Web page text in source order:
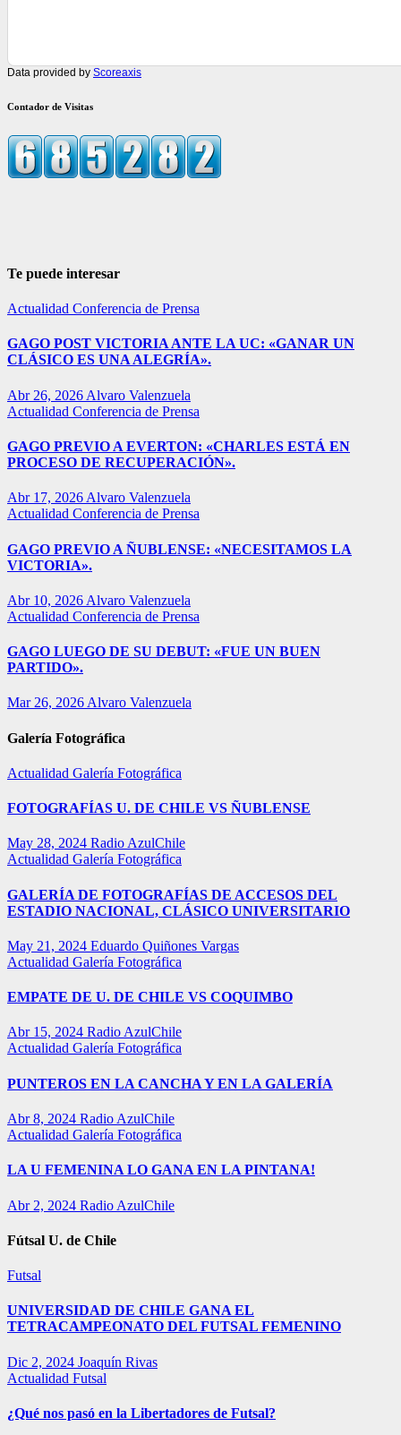
Data provided by Scoreaxis
Contador de Visitas
Te puede interesar
Actualidad Conferencia de Prensa
GAGO POST VICTORIA ANTE LA UC: «GANAR UN
CLÁSICO ES UNA ALEGRÍA».
Abr 26, 2026 Alvaro Valenzuela
Actualidad Conferencia de Prensa
GAGO PREVIO A EVERTON: «CHARLES ESTÁ EN
PROCESO DE RECUPERACIÓN».
Abr 17, 2026 Alvaro Valenzuela
Actualidad Conferencia de Prensa
GAGO PREVIO A ÑUBLENSE: «NECESITAMOS LA
VICTORIA».
Abr 10, 2026 Alvaro Valenzuela
Actualidad Conferencia de Prensa
GAGO LUEGO DE SU DEBUT: «FUE UN BUEN
PARTIDO».
Mar 26, 2026 Alvaro Valenzuela
Galería Fotográfica
Actualidad Galería Fotográfica
FOTOGRAFÍAS U. DE CHILE VS ÑUBLENSE
May 28, 2024 Radio AzulChile
Actualidad Galería Fotográfica
GALERÍA DE FOTOGRAFÍAS DE ACCESOS DEL
ESTADIO NACIONAL, CLÁSICO UNIVERSITARIO
May 21, 2024 Eduardo Quiñones Vargas
Actualidad Galería Fotográfica
EMPATE DE U. DE CHILE VS COQUIMBO
Abr 15, 2024 Radio AzulChile
Actualidad Galería Fotográfica
PUNTEROS EN LA CANCHA Y EN LA GALERÍA
Abr 8, 2024 Radio AzulChile
Actualidad Galería Fotográfica
LA U FEMENINA LO GANA EN LA PINTANA!
Abr 2, 2024 Radio AzulChile
Fútsal U. de Chile
Futsal
UNIVERSIDAD DE CHILE GANA EL
TETRACAMPEONATO DEL FUTSAL FEMENINO
Dic 2, 2024 Joaquín Rivas
Actualidad Futsal
¿Qué nos pasó en la Libertadores de Futsal?